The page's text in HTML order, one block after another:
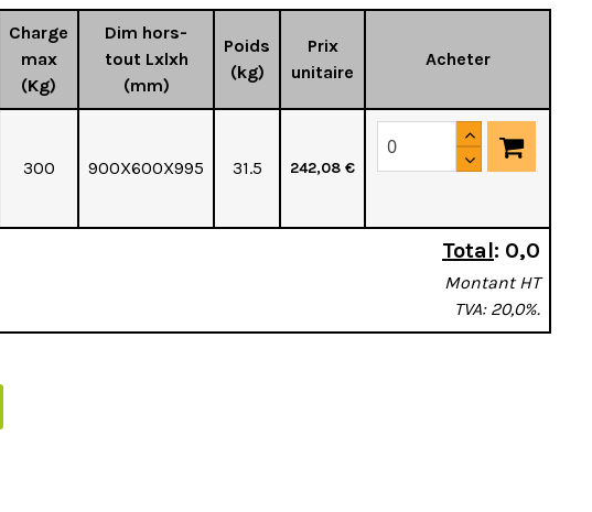
Charge
max
(Kg)
Dim hors-
tout Lxlxh
(mm)
Poids
(kg)
Prix
unitaire
Acheter
300 900X600X995 31.5 242,08 €
Total: 0,0
Montant HT
TVA: 20,0%.